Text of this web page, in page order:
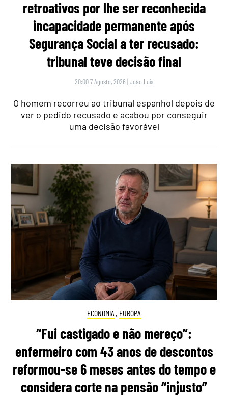
retroativos por lhe ser reconhecida
incapacidade permanente após
Segurança Social a ter recusado:
tribunal teve decisão final
20:00 7 Agosto, 2026 |João Luís
O homem recorreu ao tribunal espanhol depois de
ver o pedido recusado e acabou por conseguir
uma decisão favorável
ECONOMIA , EUROPA
“Fui castigado e não mereço”:
enfermeiro com 43 anos de descontos
reformou-se 6 meses antes do tempo e
considera corte na pensão “injusto”